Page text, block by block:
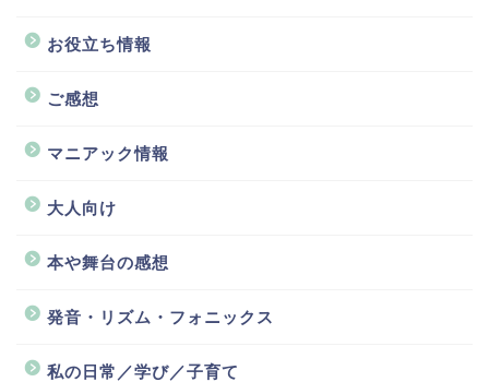
お役立ち情報
ご感想
マニアック情報
大人向け
本や舞台の感想
発音・リズム・フォニックス
私の日常／学び／子育て